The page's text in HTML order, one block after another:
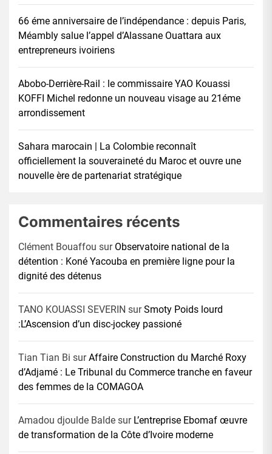
66 éme anniversaire de l’indépendance : depuis Paris,
Méambly salue l’appel d’Alassane Ouattara aux
entrepreneurs ivoiriens
Abobo-Derrière-Rail : le commissaire YAO Kouassi
KOFFI Michel redonne un nouveau visage au 21éme
arrondissement
Sahara marocain | La Colombie reconnaît
officiellement la souveraineté du Maroc et ouvre une
nouvelle ère de partenariat stratégique
Commentaires récents
Clément Bouaffou sur Observatoire national de la
détention : Koné Yacouba en première ligne pour la
dignité des détenus
TANO KOUASSI SEVERIN surSmoty Poids lourd
:L’Ascension d’un disc-jockey passioné
Tian Tian Bi surAffaire Construction du Marché Roxy
d’Adjamé : Le Tribunal du Commerce tranche en faveur
des femmes de la COMAGOA
Amadou djoulde Balde sur L’entreprise Ebomaf œuvre
de transformation de la Côte d’Ivoire moderne